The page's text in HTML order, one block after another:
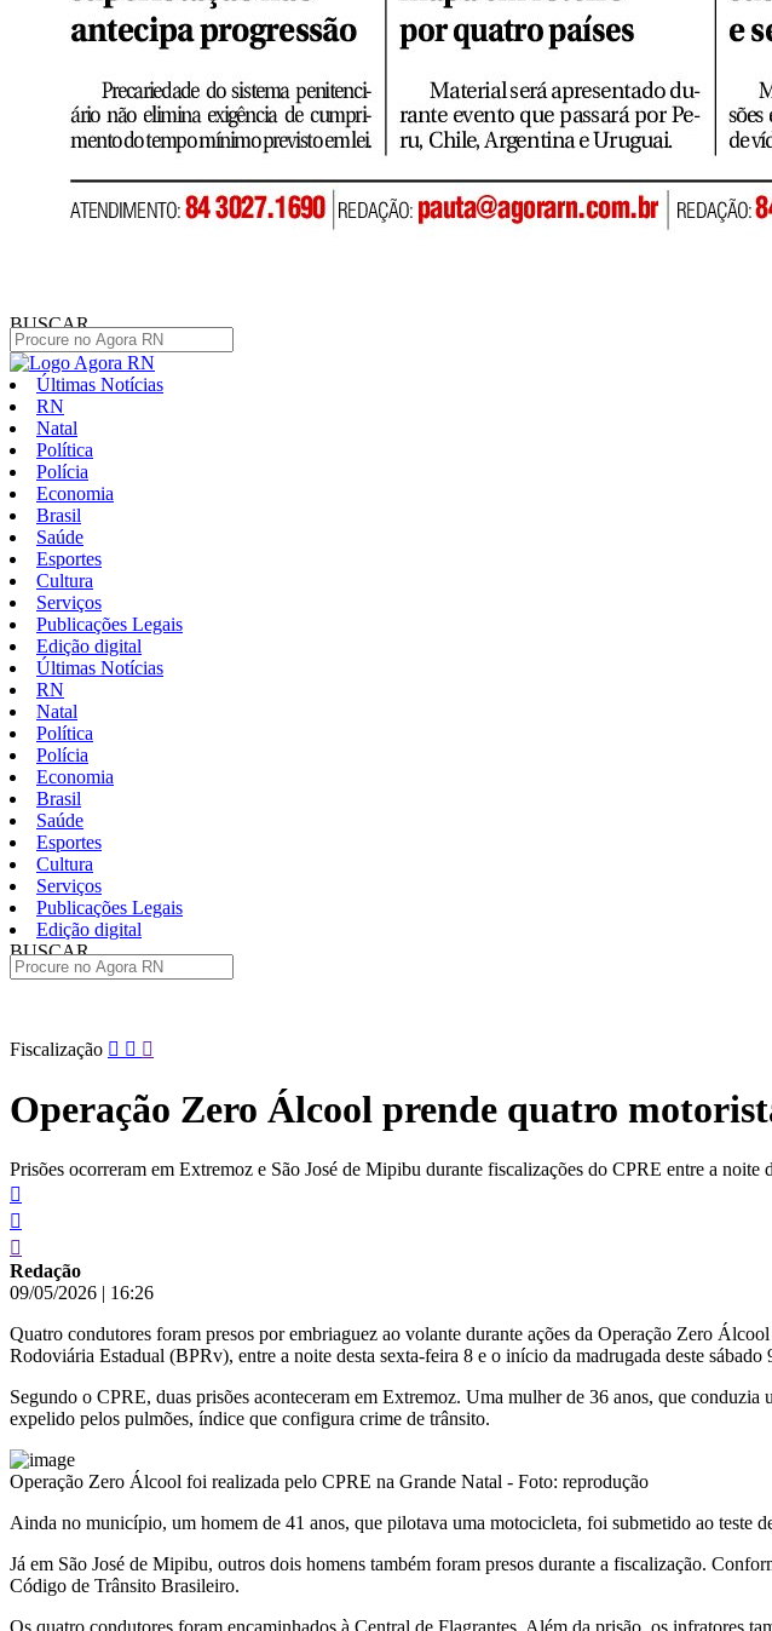
BUSCAR
Últimas Notícias
RN
Natal
Política
Polícia
Economia
Brasil
Saúde
Esportes
Cultura
Serviços
Publicações Legais
Edição digital
Últimas Notícias
RN
Natal
Política
Polícia
Economia
Brasil
Saúde
Esportes
Cultura
Serviços
Publicações Legais
Edição digital
BUSCAR
Pular
conteúdo
Fiscalização
Operação Zero Álcool prende quatro
Prisões ocorreram em Extremoz e São José de Mipibu durante fiscalizações do CPRE entre a noite
Redação
09/05/2026 | 16:26
Quatro condutores foram presos por embriaguez ao volante durante ações da Operação Zero
Rodoviária Estadual (BPRv), entre a noite desta sexta-feira 8 e o início da madrugada deste sábado
Segundo o CPRE, duas prisões aconteceram em Extremoz. Uma mulher de 36 anos, que
expelido pelos pulmões, índice que configura crime de trânsito.
Operação Zero Álcool foi realizada pelo CPRE na Grande Natal - Foto: reprodução
Ainda no município, um homem de 41 anos, que pilotava uma motocicleta, foi submetido ao teste
Já em São José de Mipibu, outros dois homens também foram presos durante a fiscalização.
Código de Trânsito Brasileiro.
Os quatro condutores foram encaminhados à Central de Flagrantes. Além da prisão, os infratores